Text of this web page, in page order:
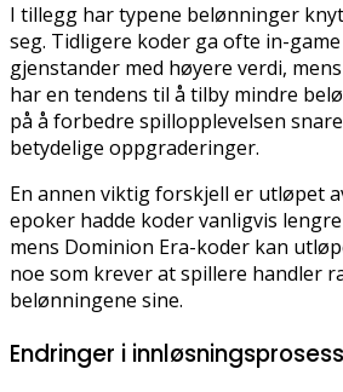
I tillegg har typene belønninger
seg. Tidligere koder ga ofte in-
gjenstander med høyere verdi,
har en tendens til å tilby mindre
på å forbedre spillopplevelsen
betydelige oppgraderinger.
En annen viktig forskjell er utløpet
epoker hadde koder vanligvis
mens Dominion Era-koder kan
noe som krever at spillere handler
belønningene sine.
Endringer i